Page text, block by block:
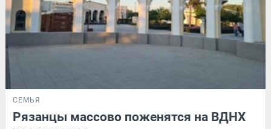
СЕМЬЯ
Рязанцы массово поженятся на ВДНХ